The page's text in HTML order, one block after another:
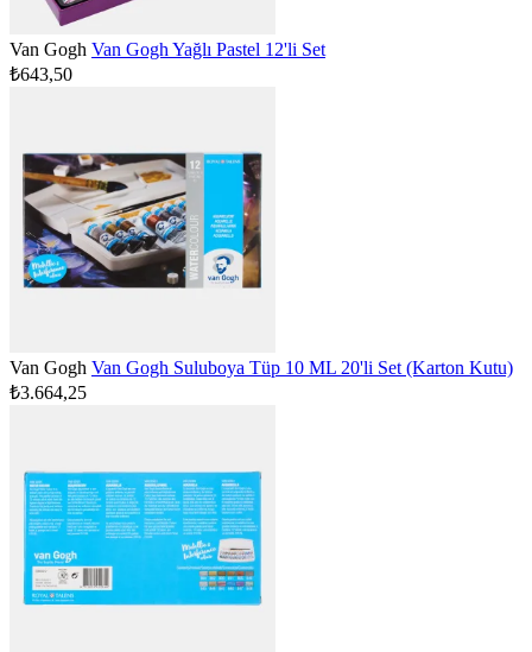
Van Gogh Van Gogh Yağlı Pastel 12'li Set
₺643,50
Van Gogh Van Gogh Suluboya Tüp 10 ML 20'li Set (Karton Kutu)
₺3.664,25